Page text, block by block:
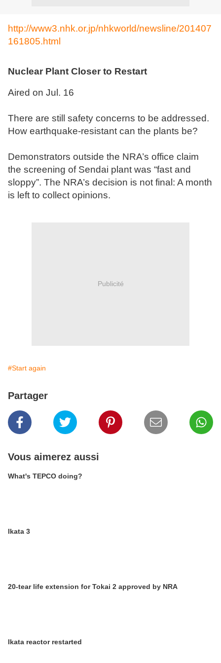
http://www3.nhk.or.jp/nhkworld/newsline/201407
161805.html
Nuclear Plant Closer to Restart
Aired on Jul. 16
There are still safety concerns to be addressed.
How earthquake-resistant can the plants be?
Demonstrators outside the NRA’s office claim
the screening of Sendai plant was “fast and
sloppy”. The NRA’s decision is not final: A month
is left to collect opinions.
Publicité
#Start again
Partager
Vous aimerez aussi
What's TEPCO doing?
Ikata 3
20-tear life extension for Tokai 2 approved by NRA
Ikata reactor restarted